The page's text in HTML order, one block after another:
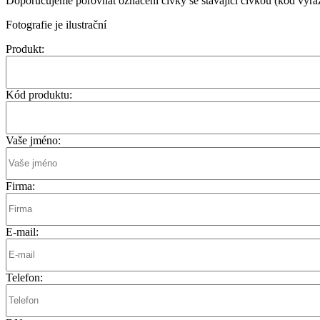
Fotografie je ilustrační
Produkt:
Kód produktu:
Vaše jméno:
Firma:
E-mail:
Telefon: